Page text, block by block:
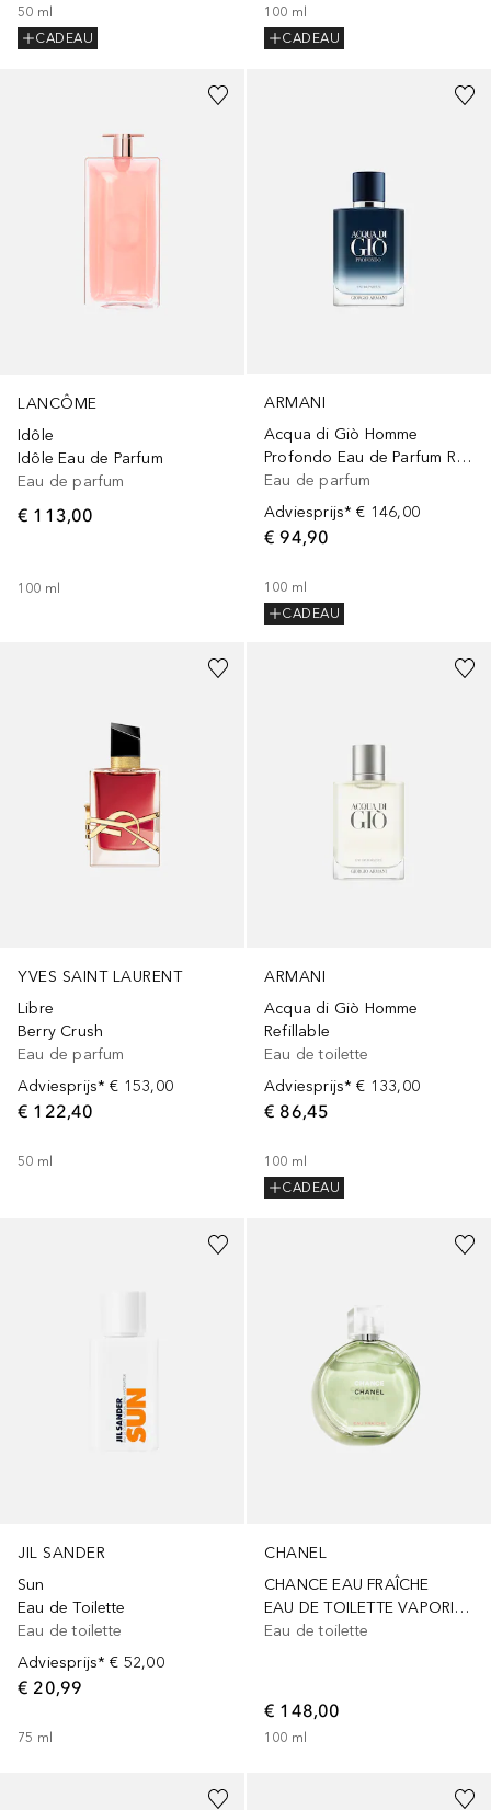
50 ml
CADEAU
100 ml
CADEAU
LANCÔME
Idôle
Idôle Eau de Parfum
Eau de parfum
€ 113,00
100 ml
ARMANI
Acqua di Giò Homme
Profondo Eau de Parfum Refillable
Eau de parfum
Adviesprijs* € 146,00
€ 94,90
100 ml
CADEAU
YVES SAINT LAURENT
Libre
Berry Crush
Eau de parfum
Adviesprijs* € 153,00
€ 122,40
50 ml
ARMANI
Acqua di Giò Homme
Refillable
Eau de toilette
Adviesprijs* € 133,00
€ 86,45
100 ml
CADEAU
JIL SANDER
Sun
Eau de Toilette
Eau de toilette
Adviesprijs* € 52,00
€ 20,99
75 ml
CHANEL
CHANCE EAU FRAÎCHE
EAU DE TOILETTE VAPORISATEUR
Eau de toilette
€ 148,00
100 ml